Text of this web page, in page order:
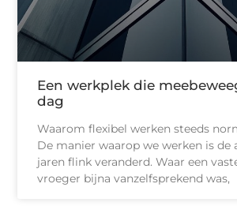
Een werkplek die
dag
Waarom flexibel werken steeds
De manier waarop we werken is de
jaren flink veranderd. Waar een
vroeger bijna vanzelfsprekend was,